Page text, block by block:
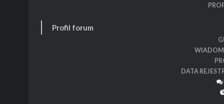
Profil forum
DATA